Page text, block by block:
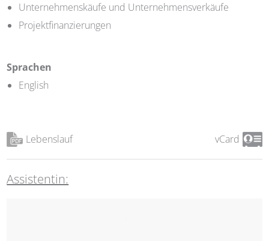
Unternehmenskäufe und Unternehmensverkäufe
Projektfinanzierungen
Sprachen
English
Lebenslauf vCard
Assistentin: